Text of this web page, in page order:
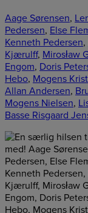
Aage Sørensen,
Pedersen, Else
Kenneth Pedersen,
Kjærulff, Mirosław
Engom, Doris
Hebo, Mogens
Allan Andersen,
Mogens Nielsen,
Basse Risgaard